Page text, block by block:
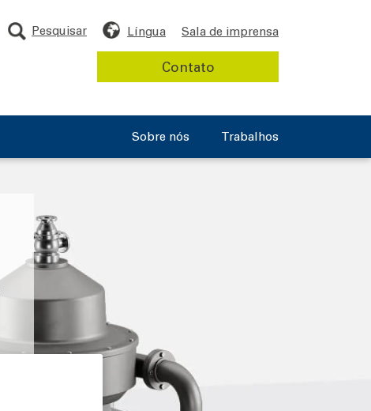
Trabalhos
Sobre nós
Língua Sala de imprensa
Pesquisar
Contato